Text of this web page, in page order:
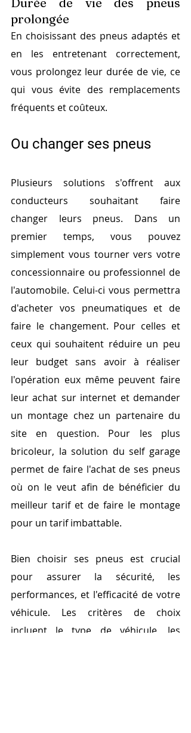
prolongée
En choisissant des pneus adaptés et
en les entretenant correctement,
vous prolongez leur durée de vie, ce
qui vous évite des remplacements
fréquents et coûteux.
Ou changer ses pneus
Plusieurs solutions s'offrent aux
conducteurs souhaitant faire
changer leurs pneus. Dans un
premier temps, vous pouvez
simplement vous tourner vers votre
concessionnaire ou professionnel de
l'automobile. Celui-ci vous permettra
d'acheter vos pneumatiques et de
faire le changement. Pour celles et
ceux qui souhaitent réduire un peu
leur budget sans avoir à réaliser
l'opération eux même peuvent faire
leur achat sur internet et demander
un montage chez un partenaire du
site en question. Pour les plus
bricoleur, la solution du self garage
permet de faire l'achat de ses pneus
où on le veut afin de bénéficier du
meilleur tarif et de faire le montage
pour un tarif imbattable.
Bien choisir ses pneus est crucial
pour assurer la sécurité, les
performances, et l'efficacité de votre
véhicule. Les critères de choix
incluent le type de véhicule, les